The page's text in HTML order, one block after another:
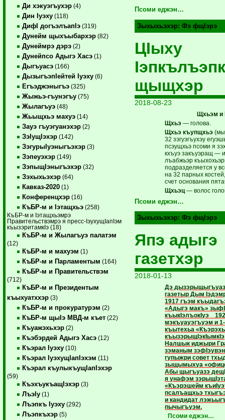
Ди хэкуэгъухэр (4)
Дин Iуэху (118)
ДифI догъэлъапIэ (319)
Дунейм щыхъыбархэр (82)
Дунеймрэ дэрэ (2)
Дунейпсо Адыгэ Хасэ (1)
Дыгъуасэ (166)
ДызыгъэпIейтей Iуэху (6)
Егъэджэныгъэ (325)
Жыжьэ-гъунэгъу (75)
Жылагъуэ (48)
Жьыщхьэ махуэ (14)
Зауэ гъуэгуанэхэр (2)
ЗэIущIэхэр (142)
ЗэгурыIуэныгъэхэр (3)
Зэпеуэхэр (149)
ЗэпыщIэныгъэхэр (32)
Зэхыхьэхэр (64)
Кавказ-2020 (1)
Конференцхэр (16)
КъБР-м и Iэтащхьэ (258)
КъБР-м и Iэтащхьэмрэ
Правительствэмрэ я пресс-IэухущIапIэм
къызэритамкIэ (18)
КъБР-м и Жылагъуэ палатэм
(12)
КъБР-м и махуэм (1)
КъБР-м и Парламентым (164)
КъБР-м и Правительствэм
(712)
КъБР-м и Президентым
къыхуатххэр (3)
КъБР-м и прокуратурэм (2)
КъБР-м щыIэ МВД-м къет (22)
Къуажэхьхэр (2)
Къэбэрдей Адыгэ Хасэ (12)
Къэрал Iуэху (10)
Къэрал IуэхущIапIэхэм (11)
Къэрал къулыкъущIапIэхэр
(59)
КъэхъукъащIэхэр (3)
ЛъэIу (1)
Лъэпкъ Iуэху (292)
Лъэпкъхэр (5)
Псоми еджэн…
Зыхыхьэхэр:Фэ фщIэрэ
ЦIыху
щыщхэр
2018-08-23
Щхьэм и
Щхьэ — голова.
Щхьэ къупщхьэ
32 зэгуэгъухэу
псэущхьэ псоми я
кхъуэ закъуэращ —
лъабжьэр
подразделяется у
на 32 парных
счет основания
Щхьэц — волос
Псоми еджэн…
Зыхыхьэхэр:Фэ фщIэрэ
Япэ адыгэ
газетхэр
2018-01-13
Дэ
газетыр Дым
1917 гъэм
«Адыгэ макъ»
къыкIэлъокIуэ
мэкъуауэгъуэм и
къытехьа
къызэрыщIэкIымкIэ,
Налшык иджыри
зэманым
гупыжри совет
зыщымыхуа
Абы щыгъуазэ
я унафэм
«Къэрэшейм
псалъащхьэ
и кандидат
пычыгъуэм.
Псоми еджэн…